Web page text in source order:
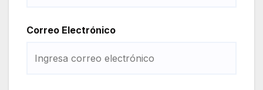
Correo Electrónico